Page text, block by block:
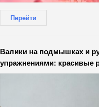
Перейти
Валики на подмышках и
упражнениями: красивые